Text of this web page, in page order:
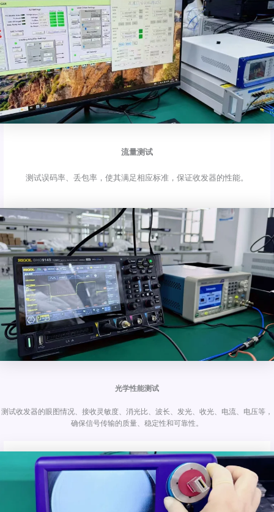
流量测试
测试误码率、丢包率，使其满足相应标准，保证收发器的性能。
光学性能测试
测试收发器的眼图情况、接收灵敏度、消光比、波长、发光、收光、电流、电压等，
确保信号传输的质量、稳定性和可靠性。